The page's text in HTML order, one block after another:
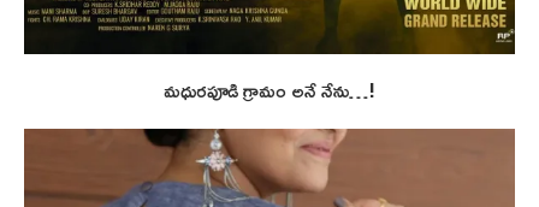
మధురపూడి గ్రామం అనే నేను…!